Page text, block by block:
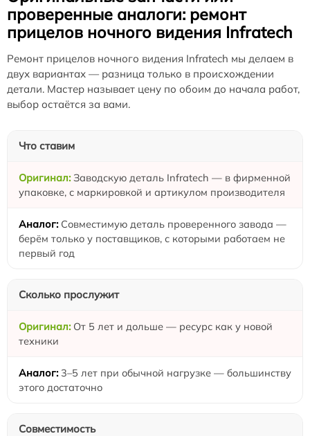
проверенные аналоги: ремонт
прицелов ночного видения Infratech
Ремонт прицелов ночного видения Infratech мы делаем в
двух вариантах — разница только в происхождении
детали. Мастер называет цену по обоим до начала работ,
выбор остаётся за вами.
Что ставим
Заводскую деталь Infratech — в фирменной
упаковке, с маркировкой и артикулом производителя
Совместимую деталь проверенного завода —
берём только у поставщиков, с которыми работаем не
первый год
Сколько прослужит
От 5 лет и дольше — ресурс как у новой
техники
3–5 лет при обычной нагрузке — большинству
этого достаточно
Совместимость